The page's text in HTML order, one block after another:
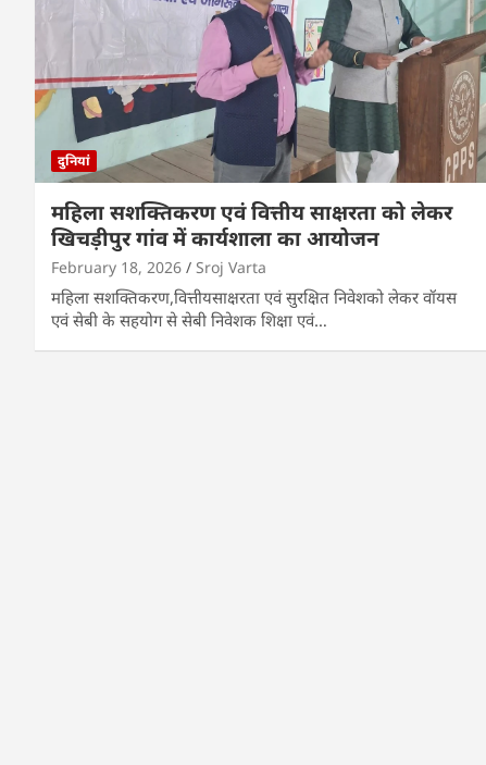
दुनियां
महिला सशक्तिकरण एवं वित्तीय साक्षरता को लेकर
खिचड़ीपुर गांव में कार्यशाला का आयोजन
February 18, 2026 Sroj Varta
महिला सशक्तिकरण,वित्तीयसाक्षरता एवं सुरक्षित निवेशको लेकर वॉयस
एवं सेबी के सहयोग से सेबी निवेशक शिक्षा एवं…